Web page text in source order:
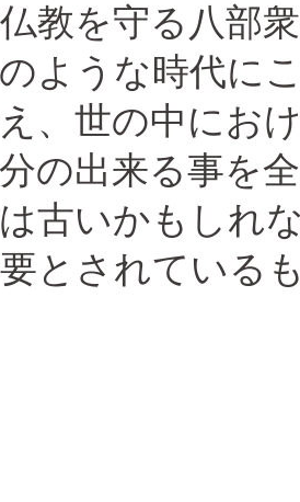
教を守る八部
ような時代に
、世の中にお
の出来る事を
古いかもしれ
とされている